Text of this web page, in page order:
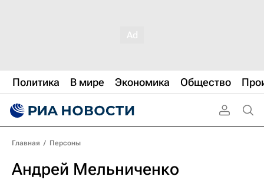
Политика В мире Экономика Общество
Главная / Персоны
Андрей Мельниченко